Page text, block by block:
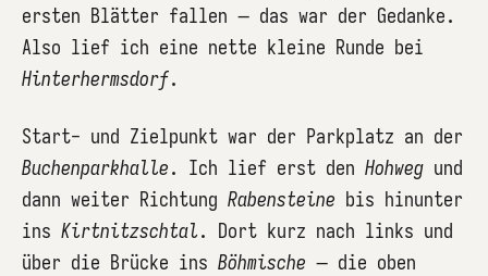
ersten Blätter fallen – das war der Gedanke.
Also lief ich eine nette kleine Runde bei
Hinterhermsdorf.
Start- und Zielpunkt war der Parkplatz an der
Buchenparkhalle. Ich lief erst den Hohweg und
dann weiter Richtung Rabensteine bis hinunter
ins Kirtnitzschtal. Dort kurz nach links und
über die Brücke ins Böhmische – die oben